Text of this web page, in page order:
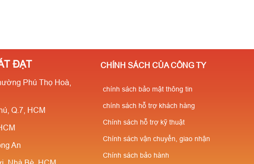
ĐẠT
Phú Thọ Hoà,
Q.7, HCM
An
CHÍNH SÁCH CỦA CÔNG TY
chính sách bảo mật thông tin
chính sách hỗ trợ khách hàng
Chính sách hỗ trợ kỹ thuật
Chính sách vận chuyển, giao nhận
Chính sách bảo hành